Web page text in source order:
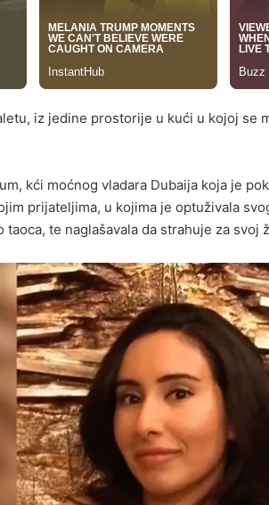
iz jedine prostorije u kući u kojoj se
kći moćnog vladara Dubaija koja je
prijateljima, u kojima je optuživala
taoca, te naglašavala da strahuje za svoj